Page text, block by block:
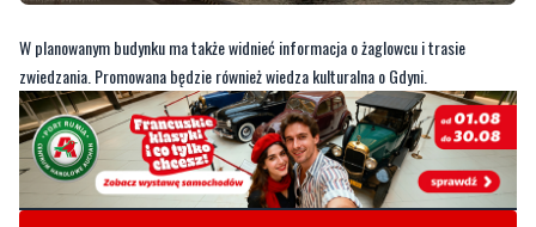
W planowanym budynku ma także widnieć informacja o żaglowcu i trasie
zwiedzania. Promowana będzie również wiedza kulturalna o Gdyni.